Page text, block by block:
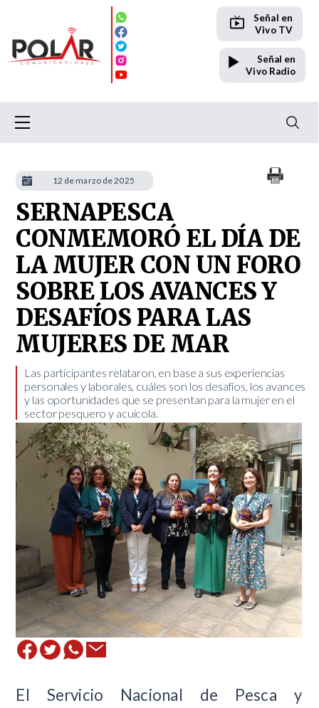
Señal en
Vivo TV
Señal en
Vivo Radio
SERNAPESCA
CONMEMORÓ EL DÍA DE
LA MUJER CON UN FORO
SOBRE LOS AVANCES Y
DESAFÍOS PARA LAS
MUJERES DE MAR
​Las participantes relataron, en base a sus experiencias
personales y laborales, cuáles son los desafíos, los avances
y las oportunidades que se presentan para la mujer en el
sector pesquero y acuícola.
El Servicio Nacional de Pesca y
12 de marzo de 2025